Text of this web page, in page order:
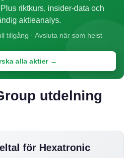
riktkurs, insider-data och
aktieanalys.
tillgång · Avsluta när som helst
alla aktier →
utdelning
för Hexatronic